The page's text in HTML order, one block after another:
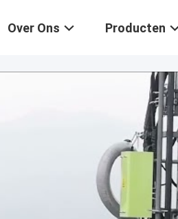
Over Ons Producten